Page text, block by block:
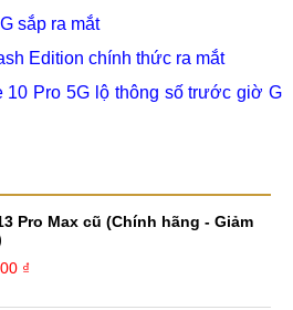
sắp ra mắt
Edition chính thức ra mắt
10 Pro 5G lộ thông số trước giờ G
Pro Max cũ (Chính hãng - Giảm
₫